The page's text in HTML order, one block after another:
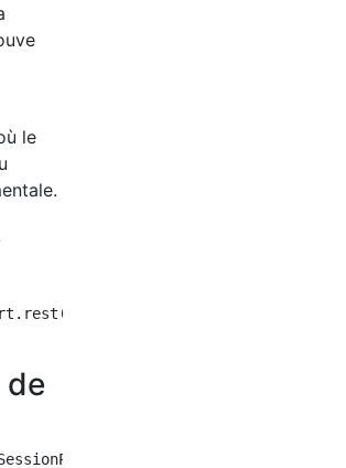
le
de
: new